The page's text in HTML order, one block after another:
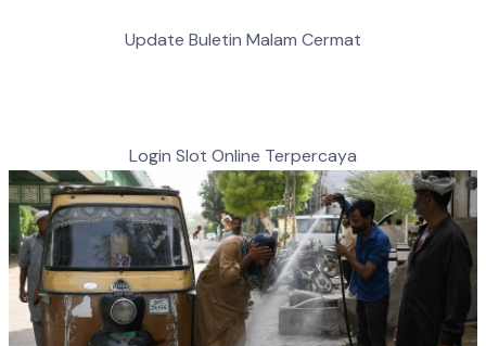
Update Buletin Malam Cermat
Login Slot Online Terpercaya